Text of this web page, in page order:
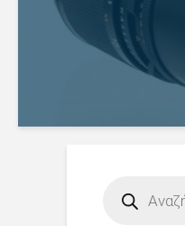
search